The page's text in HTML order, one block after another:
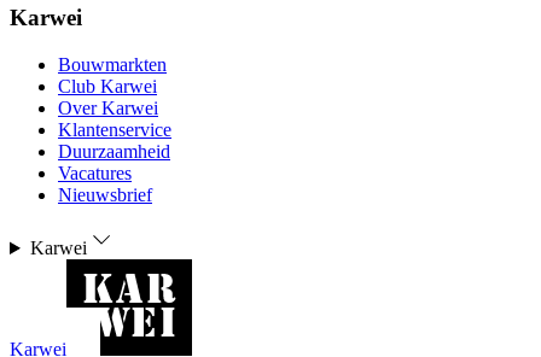
Karwei
Bouwmarkten
Club Karwei
Over Karwei
Klantenservice
Duurzaamheid
Vacatures
Nieuwsbrief
Karwei
Karwei